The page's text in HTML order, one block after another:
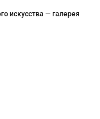
искусства — галерея